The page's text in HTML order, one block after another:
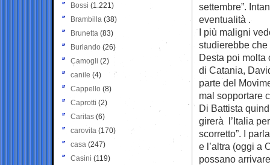
settembre”.
eventualità .
I più maligni
studierebbe che
Desta poi molta
di Catania,
parte del
mal sopportare
Di Battista
girerà l’Italia
scorretto”. I
e l’altra (oggi a
possano
Bossi (1.221)
Brambilla (38)
Brunetta (83)
Burlando (26)
Camogli (2)
canile (4)
Cappello (8)
Caprotti (2)
Caritas (6)
carovita (170)
casa (247)
Casini (119)